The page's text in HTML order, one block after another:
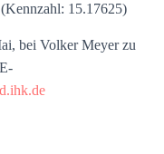
(Kennzahl: 15.17625)
bei Volker Meyer zu